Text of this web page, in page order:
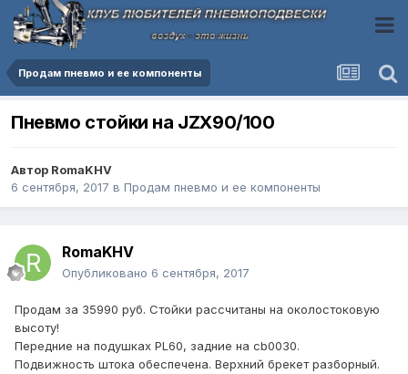
Продам пневмо и ее компоненты
Пневмо стойки на JZX90/100
Автор RomaKHV
6 сентября, 2017 в Продам пневмо и ее компоненты
RomaKHV
Опубликовано 6 сентября, 2017
Продам за 35990 руб. Стойки рассчитаны на околостоковую
высоту!
Передние на подушках PL60, задние на cb0030.
Подвижность штока обеспечена. Верхний брекет разборный.